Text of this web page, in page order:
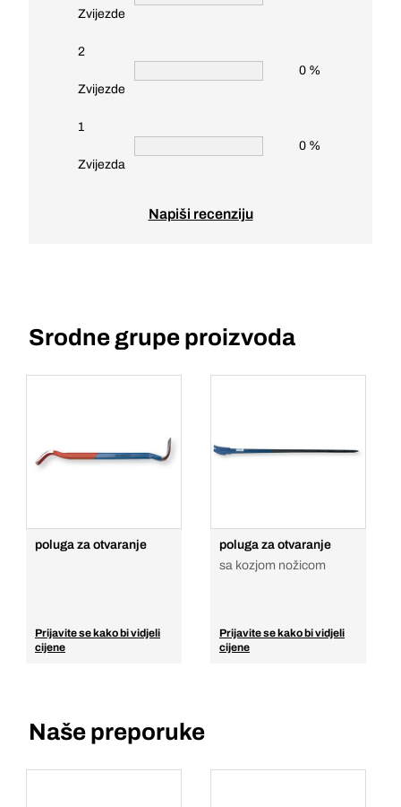
Zvijezde
2
Zvijezde
0 %
1
Zvijezda
0 %
Napiši recenziju
Srodne grupe proizvoda
poluga za otvaranje
Prijavite se kako bi vidjeli
cijene
poluga za otvaranje
sa kozjom nožicom
Prijavite se kako bi vidjeli
cijene
Naše preporuke